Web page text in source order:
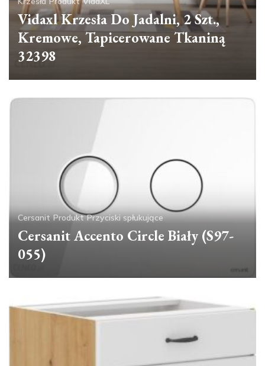
Vidaxl Krzesła Do Jadalni, 2 Szt.,
Kremowe, Tapicerowane Tkaniną
32398
Cersanit Produkt Przyciski spłukujące
Cersanit Accento Circle Biały (S97-
055)